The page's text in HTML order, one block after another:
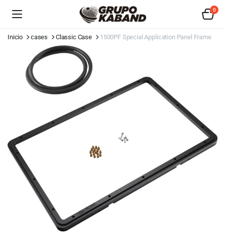
0
Inicio cases Classic Case 1500PF Special Application Panel Frame